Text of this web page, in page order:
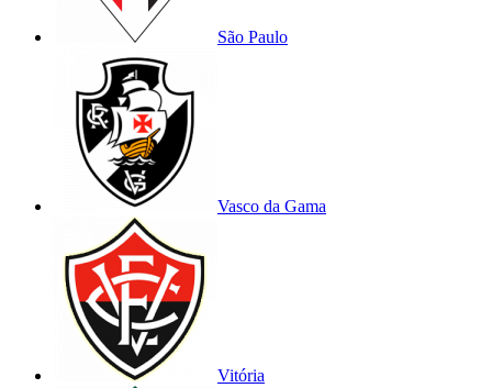
São Paulo
Vasco da Gama
Vitória